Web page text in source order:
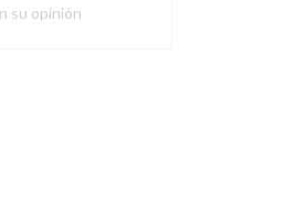
su opinión